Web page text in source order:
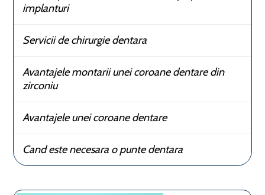
implanturi
Servicii de chirurgie dentara
Avantajele montarii unei coroane dentare din
zirconiu
Avantajele unei coroane dentare
Cand este necesara o punte dentara